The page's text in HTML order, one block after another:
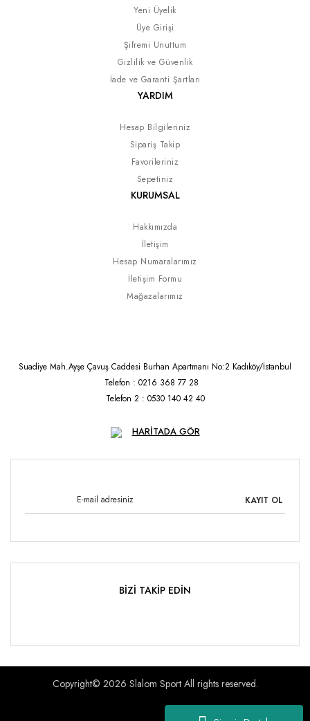
Yeni Üyelik
Üye Girişi
Şifremi Unuttum
Gizlilik ve Güvenlik
İade ve Garanti Şartları
YARDIM
Hesap Bilgileriniz
Sipariş Takip
Favorileriniz
Sepetiniz
KURUMSAL
Hakkımızda
İletişim
Hesap Numaralarımız
İletişim Formu
Mağazalarımız
Suadiye Mah.Ayşe Çavuş Caddesi Burhan Apartmanı No:2 Kadıköy/İstanbul
Telefon : 0216 368 77 28
Telefon 2 : 0530 140 42 40
HARİTADA GÖR
KAYIT OL
BİZİ TAKİP EDİN
Copyright© 2026 Slalom Sport All rights reserved.